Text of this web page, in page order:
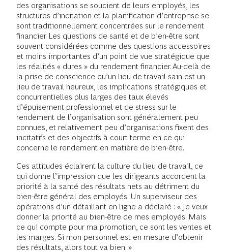
des organisations se soucient de leurs employés, les
structures d’incitation et la planification d’entreprise se
sont traditionnellement concentrées sur le rendement
financier. Les questions de santé et de bien-être sont
souvent considérées comme des questions accessoires
et moins importantes d’un point de vue stratégique que
les réalités « dures » du rendement financier. Au-delà de
la prise de conscience qu’un lieu de travail sain est un
lieu de travail heureux, les implications stratégiques et
concurrentielles plus larges des taux élevés
d’épuisement professionnel et de stress sur le
rendement de l’organisation sont généralement peu
connues, et relativement peu d’organisations fixent des
incitatifs et des objectifs à court terme en ce qui
concerne le rendement en matière de bien-être.
Ces attitudes éclairent la culture du lieu de travail, ce
qui donne l’impression que les dirigeants accordent la
priorité à la santé des résultats nets au détriment du
bien-être général des employés. Un superviseur des
opérations d’un détaillant en ligne a déclaré : « Je veux
donner la priorité au bien-être de mes employés. Mais
ce qui compte pour ma promotion, ce sont les ventes et
les marges. Si mon personnel est en mesure d’obtenir
des résultats, alors tout va bien. »